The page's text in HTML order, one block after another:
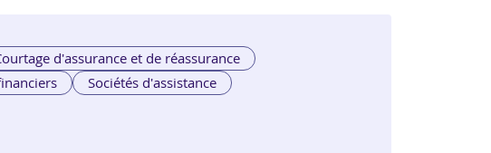
d'assurance et de réassurance
Sociétés d'assistance